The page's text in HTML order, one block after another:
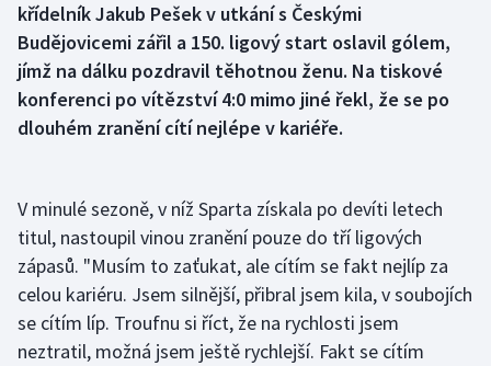
Box
Curling
Dostihy
Futsal
Golf
Gymnastika
křídelník Jakub Pešek v utkání s Českými
Budějovicemi zářil a 150. ligový start oslavil gólem,
jímž na dálku pozdravil těhotnou ženu. Na tiskové
konferenci po vítězství 4:0 mimo jiné řekl, že se po
dlouhém zranění cítí nejlépe v kariéře.
V minulé sezoně, v níž Sparta získala po devíti letech
titul, nastoupil vinou zranění pouze do tří ligových
zápasů. "Musím to zaťukat, ale cítím se fakt nejlíp za
celou kariéru. Jsem silnější, přibral jsem kila, v soubojích
se cítím líp. Troufnu si říct, že na rychlosti jsem
neztratil, možná jsem ještě rychlejší. Fakt se cítím